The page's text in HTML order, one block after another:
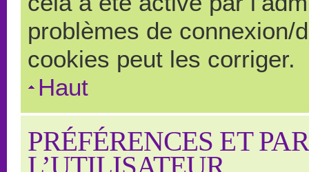
problèmes de connexion/
cookies peut les corriger.
Haut
PRÉFÉRENCES ET